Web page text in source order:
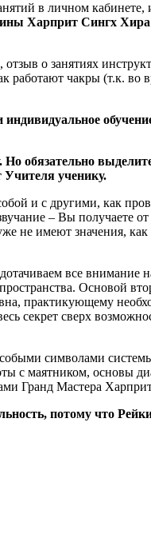
в личном кабинете,
Харприт Сингх
о занятиях
чакры (т.к. во
обязательно
Учителя ученику.
и с другими, как
– Вы получаете
не имеют значения,
все внимание
Основой
практикующему
секрет сверх
символами
с маятником, основы
Гранд Мастера
потому что Рейки